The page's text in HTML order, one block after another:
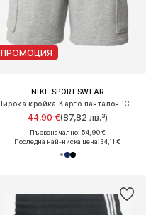
ПРОМОЦИЯ
NIKE SPORTSWEAR
Широка кройка Карго панталон 'CLUB'
44,90 €(87,82 лв.³)
Първоначално: 54,90 €
Последна най-ниска цена:34,11 €